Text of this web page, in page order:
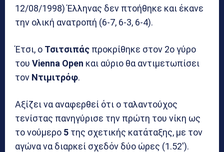
12/08/1998) Έλληνας δεν πτοήθηκε και έκανε
την ολική ανατροπή (6-7, 6-3, 6-4).
Έτσι, ο Τσιτσιπάς προκρίθηκε στον 2ο γύρο
του Vienna Open και αύριο θα αντιμετωπίσει
τον Ντιμιτρόφ.
Αξίζει να αναφερθεί ότι ο ταλαντούχος
τενίστας πανηγύρισε την πρώτη του νίκη ως
το νούμερο 5 της σχετικής κατάταξης, με τον
αγώνα να διαρκεί σχεδόν δύο ώρες (1.52′).